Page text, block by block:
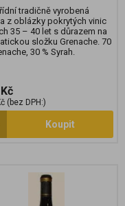
tradičně vyrobená
z oblázky pokrytých vinic
35 – 40 let s důrazem na
složku Grenache. 70
30 % Syrah.
(bez DPH:)
Koupit